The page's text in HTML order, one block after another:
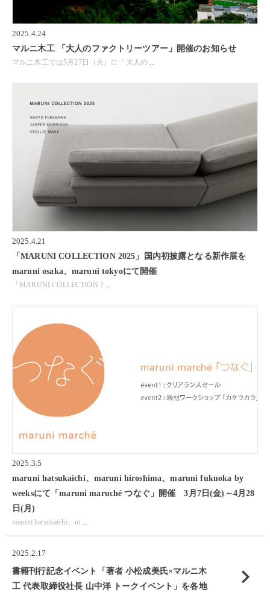
2025.4.24
マルニ木工 「大人のファクトリーツアー」開催のお知らせ
マルニ木工では5月27日（火）に「大人の
2025.4.21
「MARUNI COLLECTION 2025」国内初披露となる新作展を
maruni osaka、maruni tokyoにて開催
「MARUNI COLLECTION 2
2025.3.5
maruni hatsukaichi、maruni hiroshima、maruni fukuoka by
weeksにて「maruni maruché つなぐ」開催 3月7日(金)～4月28
日(月)
maruni hatsukaichi、m ...
2025.2.17
書籍刊行記念イベント「著者 小松成美氏×マルニ木
工 代表取締役社長 山中洋 トークイベント」を各地
chevron_right